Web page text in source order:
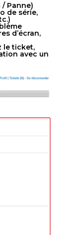
Panne)
de série,
d’écran,
le ticket,
avec un